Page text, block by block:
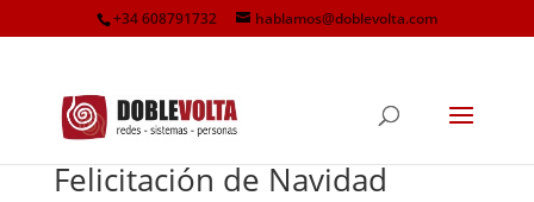
+34 608791732 hablamos@doblevolta.com
Felicitación de Navidad